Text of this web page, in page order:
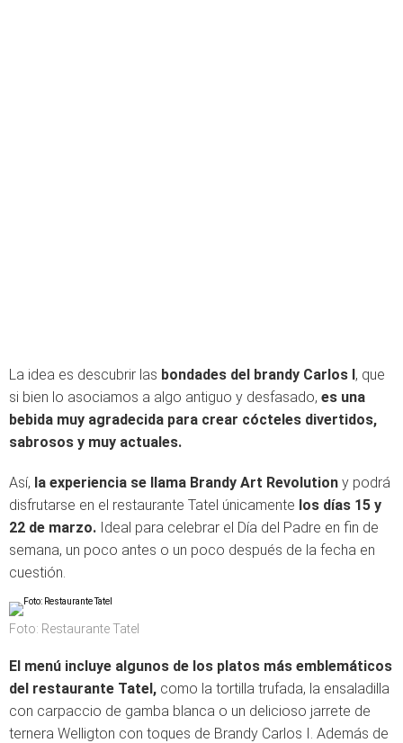
La idea es descubrir las bondades del brandy Carlos I, que
si bien lo asociamos a algo antiguo y desfasado, es una
bebida muy agradecida para crear cócteles divertidos,
sabrosos y muy actuales.
Así, la experiencia se llama Brandy Art Revolution y podrá
disfrutarse en el restaurante Tatel únicamente los días 15 y
22 de marzo. Ideal para celebrar el Día del Padre en fin de
semana, un poco antes o un poco después de la fecha en
cuestión.
Foto: Restaurante Tatel
El menú incluye algunos de los platos más emblemáticos
del restaurante Tatel, como la tortilla trufada, la ensaladilla
con carpaccio de gamba blanca o un delicioso jarrete de
ternera Welligton con toques de Brandy Carlos I. Además de